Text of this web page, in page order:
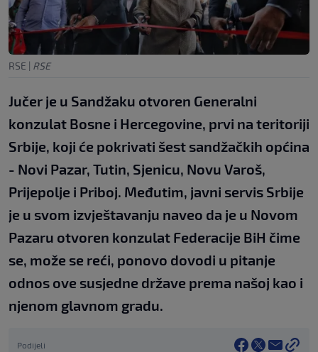
RSE | RSE
Jučer je u Sandžaku otvoren Generalni
konzulat Bosne i Hercegovine, prvi na teritoriji
Srbije, koji će pokrivati šest sandžačkih općina
- Novi Pazar, Tutin, Sjenicu, Novu Varoš,
Prijepolje i Priboj. Međutim, javni servis Srbije
je u svom izvještavanju naveo da je u Novom
Pazaru otvoren konzulat Federacije BiH čime
se, može se reći, ponovo dovodi u pitanje
odnos ove susjedne države prema našoj kao i
njenom glavnom gradu.
Podijeli